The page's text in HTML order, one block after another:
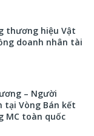
thương hiệu Vật
doanh nhân tài
– Người
tại Vòng Bán kết
MC toàn quốc